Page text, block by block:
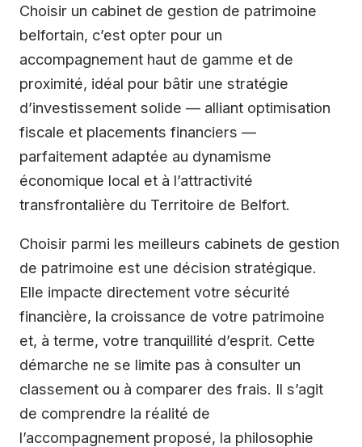
Choisir un cabinet de gestion de patrimoine
belfortain, c’est opter pour un
accompagnement haut de gamme et de
proximité, idéal pour bâtir une stratégie
d’investissement solide — alliant optimisation
fiscale et placements financiers —
parfaitement adaptée au dynamisme
économique local et à l’attractivité
transfrontalière du Territoire de Belfort.
Choisir parmi les meilleurs cabinets de gestion
de patrimoine est une décision stratégique.
Elle impacte directement votre sécurité
financière, la croissance de votre patrimoine
et, à terme, votre tranquillité d’esprit. Cette
démarche ne se limite pas à consulter un
classement ou à comparer des frais. Il s’agit
de comprendre la réalité de
l’accompagnement proposé, la philosophie